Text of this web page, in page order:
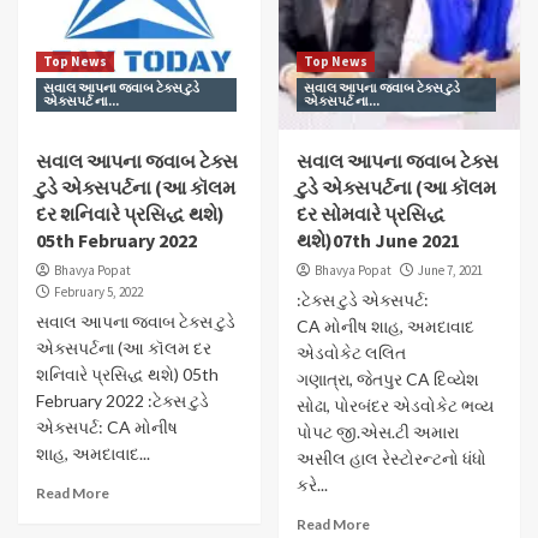
Top News
સવાલ આપના જવાબ ટેક્સ ટુડે
એક્સપર્ટ ના...
સવાલ આપના જવાબ ટેક્સ
ટુડે એક્સપર્ટના (આ કૉલમ
દર શનિવારે પ્રસિદ્ધ થશે)
05th February 2022
Bhavya Popat
February 5, 2022
સવાલ આપના જવાબ ટેક્સ ટુડે
એક્સપર્ટના (આ કૉલમ દર
શનિવારે પ્રસિદ્ધ થશે) 05th
February 2022 :ટેક્સ ટુડે
એક્સપર્ટ: CA મોનીષ
શાહ, અમદાવાદ...
Read More
Top News
સવાલ આપના જવાબ ટેક્સ ટુડે
એક્સપર્ટ ના...
સવાલ આપના જવાબ ટેક્સ
ટુડે એક્સપર્ટના (આ કૉલમ
દર સોમવારે પ્રસિદ્ધ
થશે)07th June 2021
Bhavya Popat June 7, 2021
:ટેક્સ ટુડે એક્સપર્ટ:
CA મોનીષ શાહ, અમદાવાદ
એડવોકેટ લલિત
ગણાત્રા, જેતપુર CA દિવ્યેશ
સોઢા, પોરબંદર એડવોકેટ ભવ્ય
પોપટ જી.એસ.ટી અમારા
અસીલ હાલ રેસ્ટોરન્ટનો ધંધો
કરે...
Read More